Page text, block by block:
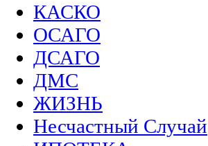
КАСКО
ОСАГО
ДСАГО
ДМС
ЖИЗНЬ
Несчастный Случай